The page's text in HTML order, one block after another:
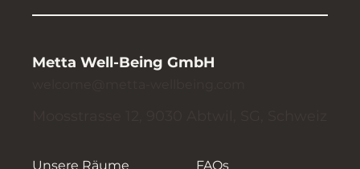
Metta Well-Being GmbH
Unsere Räume FAQs